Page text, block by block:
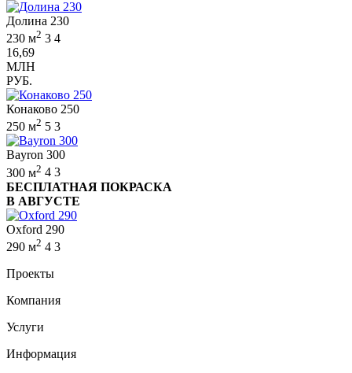
Долина 230
230 м2 3 4
16,69
МЛН
РУБ.
Конаково 250
250 м2 5 3
Bayron 300
300 м2 4 3
БЕСПЛАТНАЯ ПОКРАСКА
В АВГУСТЕ
Oxford 290
290 м2 4 3
Проекты
Компания
Услуги
Информация